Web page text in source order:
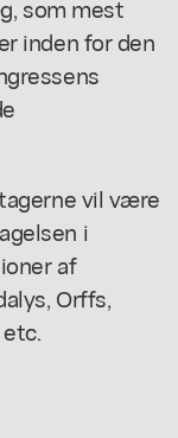
som mest
inden for den
vil være
i
af
Orffs,